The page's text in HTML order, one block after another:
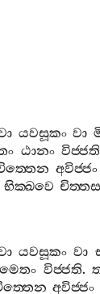
යවසූකං වා
ඨානං විජ‍්ජති
අවිජ‍්ජං
භික‍්ඛවෙ
යවසූකං වා
විජ‍්ජති.
අවිජ‍්ජං